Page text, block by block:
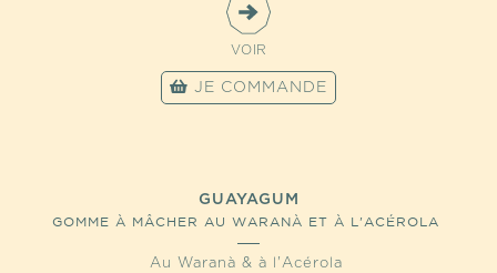
VOIR
JE COMMANDE
GUAYAGUM
GOMME À MÂCHER AU WARANÀ ET À L'ACÉROLA
Au Waranà & à l'Acérola